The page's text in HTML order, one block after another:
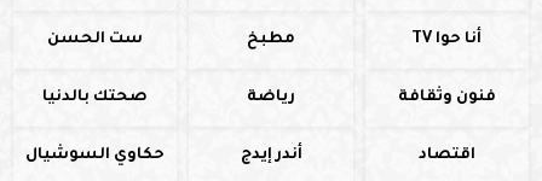
أنا حوا TV مطبخ ست الحسن
فنون وثقافة رياضة صحتك بالدنيا
اقتصاد أندر إيدج حكاوي السوشيال